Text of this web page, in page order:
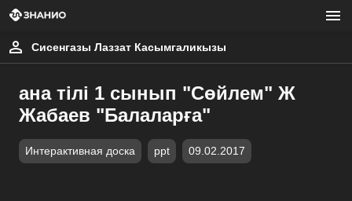
Сисенгазы Лаззат Касымгаликызы
ана тілі 1 сынып "Сөйлем" Ж
Жабаев "Балаларға"
Интерактивная доска ppt 09.02.2017